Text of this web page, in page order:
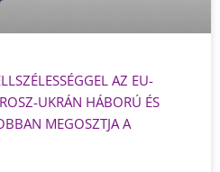
AZ EU-
UKRÁN HÁBORÚ ÉS
MEGOSZTJA A